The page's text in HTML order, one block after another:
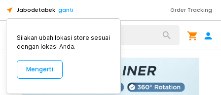
Jabodetabek ganti Order Tracking
Alat Kopi
Silakan ubah lokasi store sesuai
dengan lokasi Anda.
Mengerti